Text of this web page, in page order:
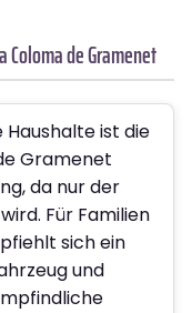
de Gramenet
Haushalte ist die
Gramenet
da nur der
Für Familien
sich ein
und